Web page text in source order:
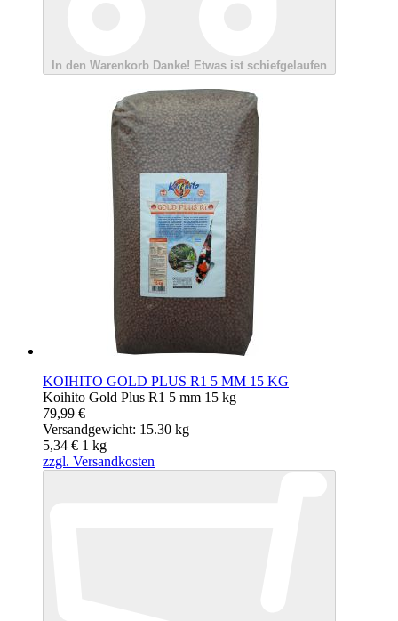
In den Warenkorb Danke! Etwas ist schiefgelaufen
KOIHITO GOLD PLUS R1 5 MM 15 KG
Koihito Gold Plus R1 5 mm 15 kg
79,99 €
Versandgewicht: 15.30 kg
5,34 € 1 kg
zzgl. Versandkosten